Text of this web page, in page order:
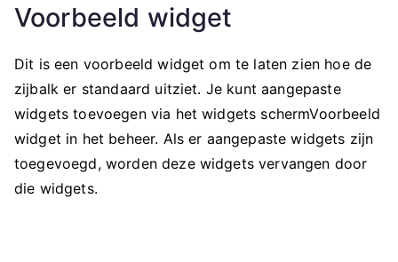
Voorbeeld widget
Dit is een voorbeeld widget om te laten zien hoe de
zijbalk er standaard uitziet. Je kunt aangepaste
widgets toevoegen via het widgets schermVoorbeeld
widget in het beheer. Als er aangepaste widgets zijn
toegevoegd, worden deze widgets vervangen door
die widgets.